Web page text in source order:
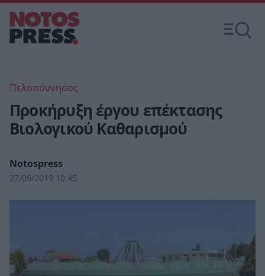
Πελοπόννησος
Προκήρυξη έργου επέκτασης
Βιολογικού Καθαρισμού
Notospress
27/09/2019 10:45